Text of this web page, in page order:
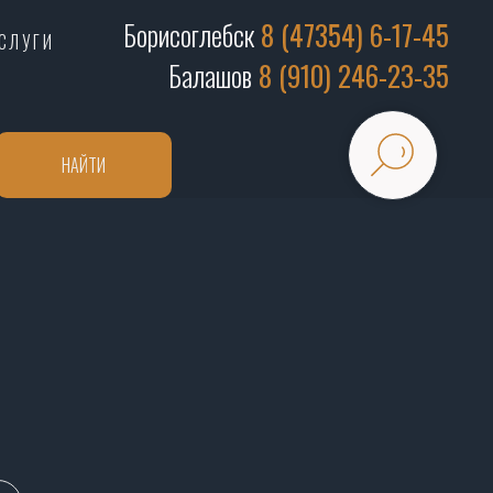
Борисоглебск8 (47354) 6-17-45
Балашов 8 (910) 246-23-35
НАЙТИ